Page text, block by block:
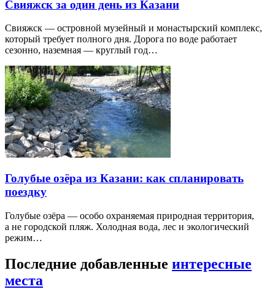
Свияжск за один день из Казани
Свияжск — островной музейный и монастырский комплекс,
который требует полного дня. Дорога по воде работает
сезонно, наземная — круглый год…
Голубые озёра из Казани: как спланировать
поездку
Голубые озёра — особо охраняемая природная территория,
а не городской пляж. Холодная вода, лес и экологический
режим…
Последние добавленные интересные
места